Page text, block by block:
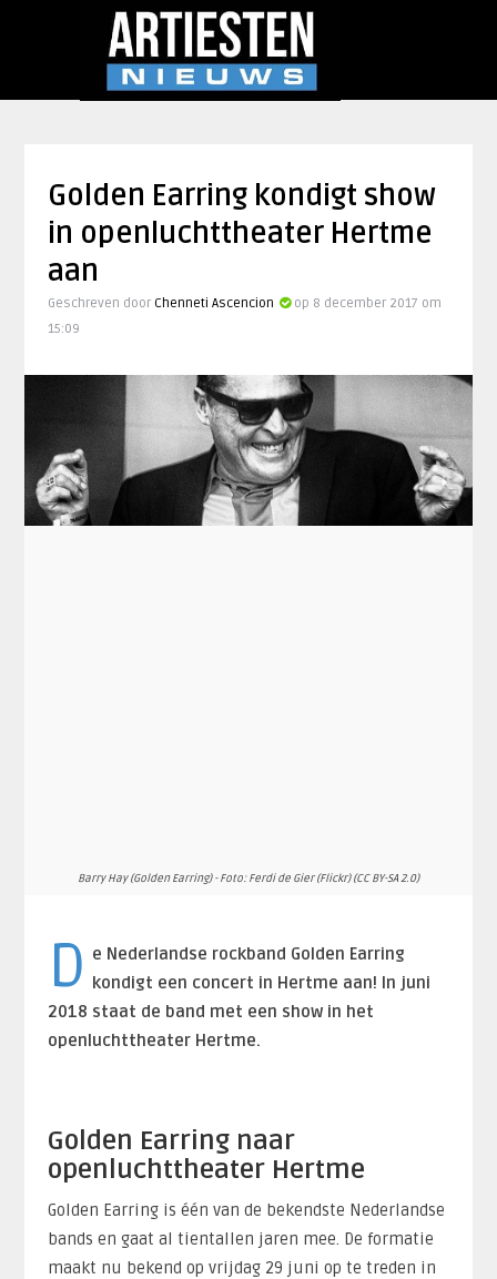
Golden Earring kondigt show
in openluchttheater Hertme
aan
Geschreven door Chenneti Ascencion
op 8 december 2017 om
15:09
Barry Hay (Golden Earring) - Foto: Ferdi de Gier (Flickr) (CC BY-SA 2.0)
D e Nederlandse rockband Golden Earring
kondigt een concert in Hertme aan! In juni
2018 staat de band met een show in het
openluchttheater Hertme.
Golden Earring naar
openluchttheater Hertme
Golden Earring is één van de bekendste Nederlandse
bands en gaat al tientallen jaren mee. De formatie
maakt nu bekend op vrijdag 29 juni op te treden in